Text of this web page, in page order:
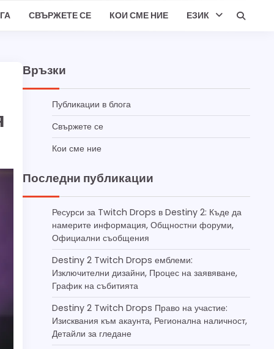
СВЪРЖЕТЕ СЕ КОИ СМЕ НИЕ ЕЗИК
Връзки
Публикации в блога
Свържете се
Кои сме ние
Последни публикации
Ресурси за Twitch Drops в Destiny 2: Къде да
намерите информация, Общностни форуми,
Официални съобщения
Destiny 2 Twitch Drops емблеми:
Изключителни дизайни, Процес на заявяване,
График на събитията
Destiny 2 Twitch Drops Право на участие:
Изисквания към акаунта, Регионална наличност,
Детайли за гледане